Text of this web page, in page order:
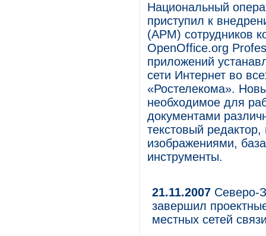
Национальный
приступил к
(АРМ) сотрудников
OpenOffice.org
приложений
сети Интернет во
«Ростелекома».
необходимое для
документами
текстовый
изображениями,
инструменты.
21.11.2007
завершил
местных сетей